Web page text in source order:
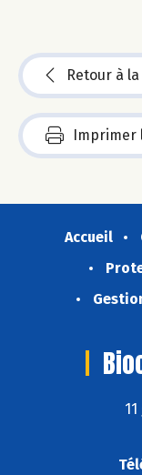
Retour à
Imprimer
Accueil